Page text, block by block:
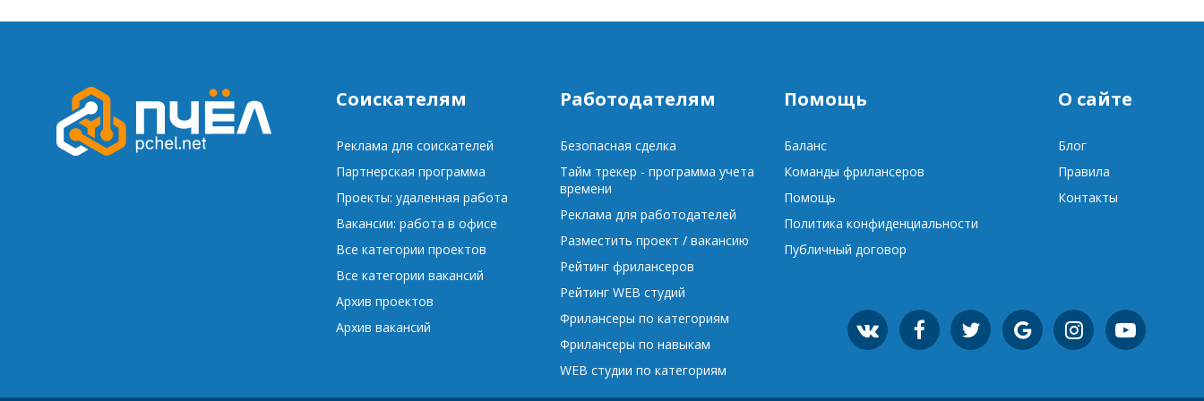
Соискателям
Реклама для соискателей
Партнерская программа
Проекты: удаленная работа
Вакансии: работа в офисе
Все категории проектов
Все категории вакансий
Архив проектов
Архив вакансий
Работодателям
Безопасная сделка
Тайм трекер - программа учета
времени
Реклама для работодателей
Разместить проект / вакансию
Рейтинг фрилансеров
Рейтинг WEB студий
Фрилансеры по категориям
Фрилансеры по навыкам
WEB студии по категориям
Помощь
Баланс
Команды фрилансеров
Помощь
Политика конфиденциальности
Публичный договор
О сайте
Блог
Правила
Контакты